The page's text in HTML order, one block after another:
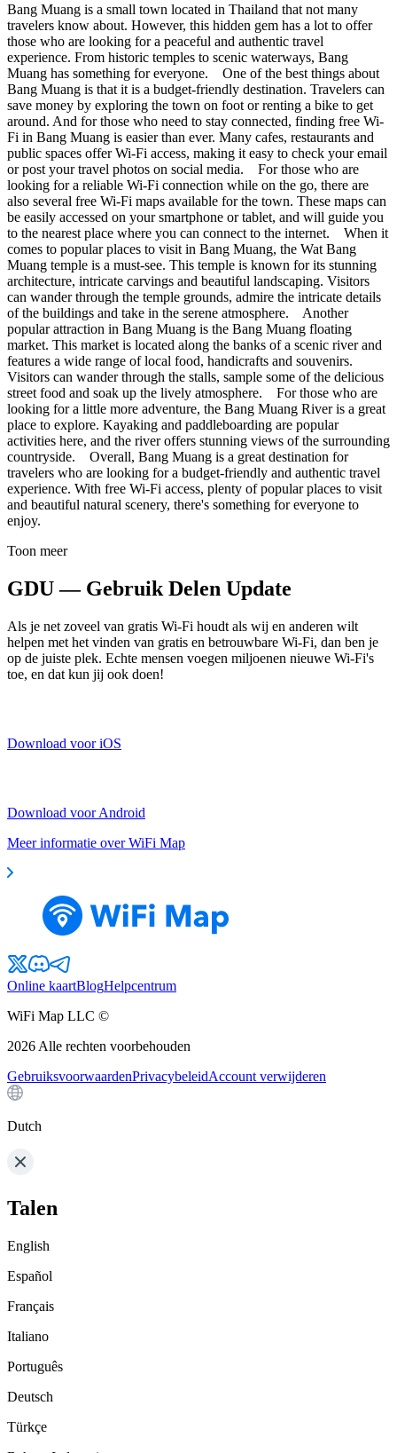
Bang Muang is a small town located in Thailand that not many
travelers know about. However, this hidden gem has a lot to offer
those who are looking for a peaceful and authentic travel
experience. From historic temples to scenic waterways, Bang
Muang has something for everyone. One of the best things about
Bang Muang is that it is a budget-friendly destination. Travelers can
save money by exploring the town on foot or renting a bike to get
around. And for those who need to stay connected, finding free Wi-
Fi in Bang Muang is easier than ever. Many cafes, restaurants and
public spaces offer Wi-Fi access, making it easy to check your email
or post your travel photos on social media. For those who are
looking for a reliable Wi-Fi connection while on the go, there are
also several free Wi-Fi maps available for the town. These maps can
be easily accessed on your smartphone or tablet, and will guide you
to the nearest place where you can connect to the internet. When it
comes to popular places to visit in Bang Muang, the Wat Bang
Muang temple is a must-see. This temple is known for its stunning
architecture, intricate carvings and beautiful landscaping. Visitors
can wander through the temple grounds, admire the intricate details
of the buildings and take in the serene atmosphere. Another
popular attraction in Bang Muang is the Bang Muang floating
market. This market is located along the banks of a scenic river and
features a wide range of local food, handicrafts and souvenirs.
Visitors can wander through the stalls, sample some of the delicious
street food and soak up the lively atmosphere. For those who are
looking for a little more adventure, the Bang Muang River is a great
place to explore. Kayaking and paddleboarding are popular
activities here, and the river offers stunning views of the surrounding
countryside. Overall, Bang Muang is a great destination for
travelers who are looking for a budget-friendly and authentic travel
experience. With free Wi-Fi access, plenty of popular places to visit
and beautiful natural scenery, there's something for everyone to
enjoy.
Toon meer
GDU — Gebruik Delen Update
Als je net zoveel van gratis Wi-Fi houdt als wij en anderen wilt
helpen met het vinden van gratis en betrouwbare Wi-Fi, dan ben je
op de juiste plek. Echte mensen voegen miljoenen nieuwe Wi-Fi's
toe, en dat kun jij ook doen!
Download voor iOS
Download voor Android
Meer informatie over WiFi Map
Online kaartBlogHelpcentrum
WiFi Map LLC ©
2026 Alle rechten voorbehouden
GebruiksvoorwaardenPrivacybeleidAccount verwijderen
Dutch
Talen
English
Español
Français
Italiano
Português
Deutsch
Türkçe